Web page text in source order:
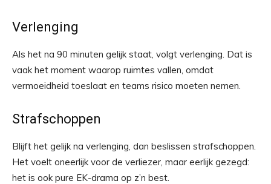
Verlenging
Als het na 90 minuten gelijk staat, volgt verlenging. Dat is
vaak het moment waarop ruimtes vallen, omdat
vermoeidheid toeslaat en teams risico moeten nemen.
Strafschoppen
Blijft het gelijk na verlenging, dan beslissen strafschoppen.
Het voelt oneerlijk voor de verliezer, maar eerlijk gezegd:
het is ook pure EK-drama op z’n best.